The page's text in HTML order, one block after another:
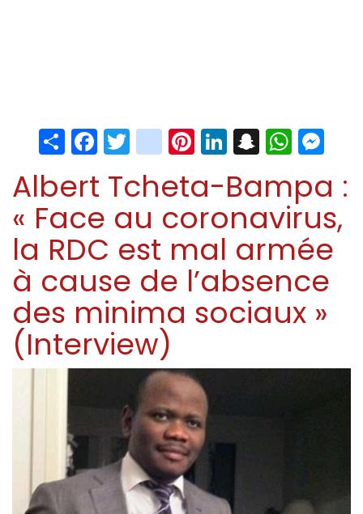
ShareFacebook
Twitter
instagram
Pinterest
LinkedIn
Snapchat
Albert Tcheta-Bampa :
« Face au coronavirus,
la RDC est mal armée
à cause de l’absence
des minima sociaux »
(Interview)